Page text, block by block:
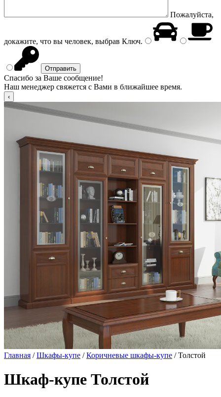
Пожалуйста,
докажите, что вы человек, выбрав Ключ.
Спасибо за Ваше сообщение!
Наш менеджер свяжется с Вами в ближайшее время.
Главная /Шкафы-купе /Коричневые шкафы-купе / Толстой
Шкаф-купе Толстой